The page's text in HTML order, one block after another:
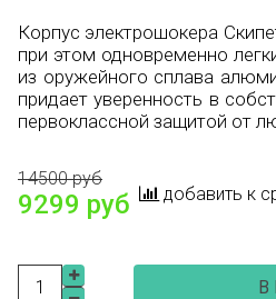
Корпус электрошокера
при этом одновременно
из оружейного сплава
придает уверенность в
первоклассной защитой от
14500 руб
9299 руб добавить к
В